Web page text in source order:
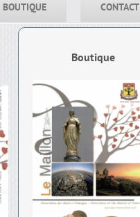
BOUTIQUE CONTACT
Boutique